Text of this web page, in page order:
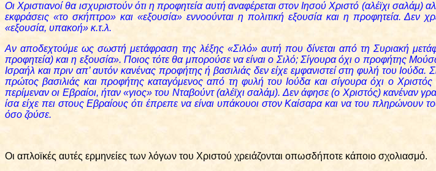
Οι Χριστιανοί θα ισχυριστούν ότι η προφητεία αυτή αναφέρεται στον Ιησού Χριστό (αλέϊχι
εκφράσεις «το σκήπτρο» και «εξουσία» εννοούνται η πολιτική εξουσία και η προφητεία. Δεν
«εξουσία, υπακοή» κ.τ.λ.
Αν αποδεχτούμε ως σωστή μετάφραση της λέξης «Σιλό» αυτή που δίνεται από τη Συριακή
προφητεία) και η εξουσία». Ποιος τότε θα μπορούσε να είναι ο Σιλό; Σίγουρα όχι ο προφήτης
Ισραήλ και πριν απ’ αυτόν κανένας προφήτης ή βασιλιάς δεν είχε εμφανιστεί στη φυλή του
πρώτος βασιλιάς και προφήτης καταγόμενος από τη φυλή του Ιούδα και σίγουρα όχι ο
περίμεναν οι Εβραίοι, ήταν «γιος» του Νταβούντ (αλέϊχι σαλάμ). Δεν άφησε (ο Χριστός) κανέναν
ίσα είχε πει στους Εβραίους ότι έπρεπε να είναι υπάκουοι στον Καίσαρα και να του
όσο ζούσε.
Οι απλοϊκές αυτές ερμηνείες των λόγων του Χριστού χρειάζονται οπωσδήποτε κάποιο σχολιασμό.